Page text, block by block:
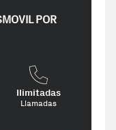
POR
Ilimitadas
Llamadas